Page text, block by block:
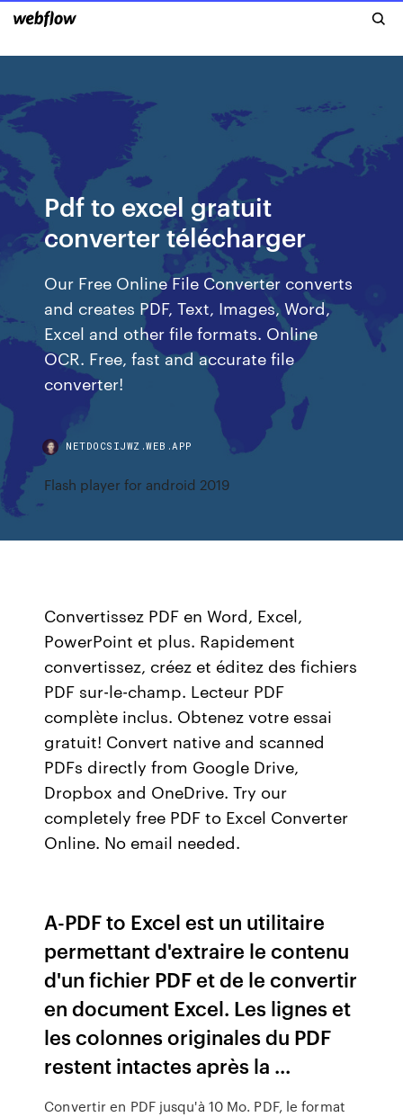
Pdf to excel gratuit
converter télécharger
Our Free Online File Converter converts
and creates PDF, Text, Images, Word,
Excel and other file formats. Online
OCR. Free, fast and accurate file
converter!
NETDOCSIJWZ.WEB.APP
Flash player for android 2019
Convertissez PDF en Word, Excel,
PowerPoint et plus. Rapidement
convertissez, créez et éditez des fichiers
PDF sur-le-champ. Lecteur PDF
complète inclus. Obtenez votre essai
gratuit! Convert native and scanned
PDFs directly from Google Drive,
Dropbox and OneDrive. Try our
completely free PDF to Excel Converter
Online. No email needed.
A-PDF to Excel est un utilitaire
permettant d'extraire le contenu
d'un fichier PDF et de le convertir
en document Excel. Les lignes et
les colonnes originales du PDF
restent intactes après la ...
Convertir en PDF jusqu'à 10 Mo. PDF, le format